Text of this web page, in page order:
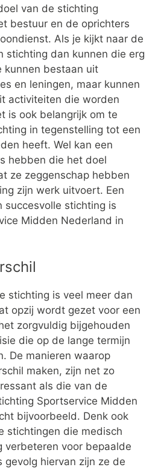
van de stichting
bestuur en de oprichters
Als je kijkt naar de
stichting dan kunnen die erg
kunnen bestaan uit
en leningen, maar kunnen
activiteiten die worden
is ook belangrijk om te
in tegenstelling tot een
heeft. Wel kan een
hebben die het doel
ze zeggenschap hebben
zijn werk uitvoert. Een
succesvolle stichting is
Midden Nederland in
stichting is veel meer dan
opzij wordt gezet voor een
zorgvuldig bijgehouden
die op de lange termijn
De manieren waarop
maken, zijn net zo
als die van de
Sportservice Midden
bijvoorbeeld. Denk ook
stichtingen die medisch
verbeteren voor bepaalde
gevolg hiervan zijn ze de